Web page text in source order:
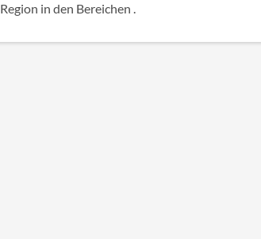
in den Bereichen .